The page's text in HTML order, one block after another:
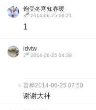
饱受冬寒知春暖
3# 2014-06-25 06:21
1
idvtw
2# 2014-06-25 04:38
苕桦2014-06-25 07:50
谢谢大神